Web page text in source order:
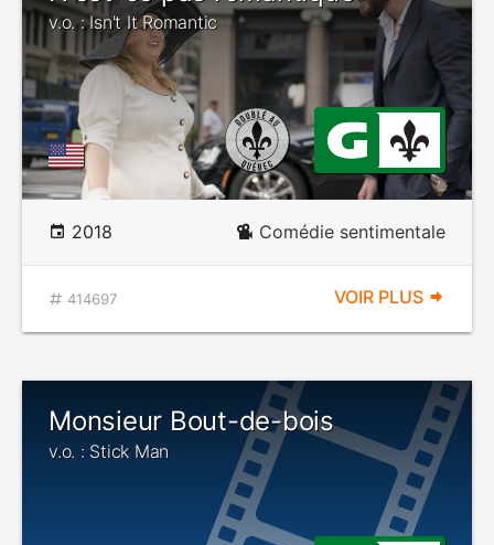
v.o. : Isn't It Romantic
2018 Comédie sentimentale
414697 VOIR PLUS
Monsieur Bout-de-bois
v.o. : Stick Man